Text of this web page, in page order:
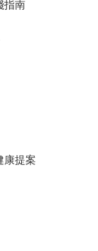
指南
康提案